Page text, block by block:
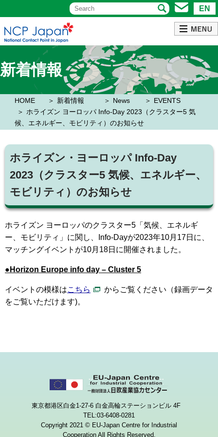
EN
新着情報
HOME 新着情報 News
EVENTS
ホライズン ヨーロッパ Info-Day 2023（クラスター5 気
候、エネルギー、モビリティ）のお知らせ
ホライズン・ヨーロッパ Info-Day
2023（クラスター5 気候、エネルギー、
モビリティ）のお知らせ
ホライズン ヨーロッパのクラスター5「気候、エネルギ
ー、モビリティ」に関し、Info-Dayが2023年10月17日に、
マッチングイベントが10月18日に開催されました。
● Horizon Europe info day – Cluster 5
イベントの模様はこちら
からご覧ください（録画データ
をご覧いただけます)。
東京都港区白金1-27-6 白金高輪ステーションビル 4F
TEL:03-6408-0281
Copyright 2021 © EU-Japan Centre for Industrial
Cooperation All Rights Reserved.